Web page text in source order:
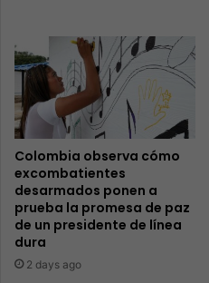
Colombia observa cómo
excombatientes
desarmados ponen a
prueba la promesa de paz
de un presidente de línea
dura
2 days ago